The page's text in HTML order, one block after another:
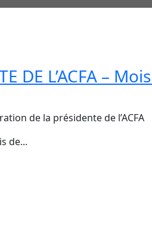
DE L’ACFA –
de la présidente de l’ACFA
de...